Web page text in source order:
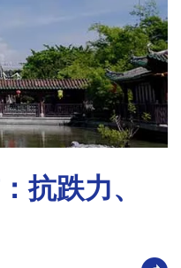
抗跌力、